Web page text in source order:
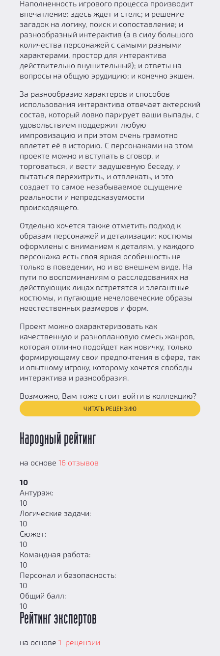
Наполненность игрового процесса производит
впечатление: здесь ждет и стелс; и решение
загадок на логику, поиск и сопоставление; и
разнообразный интерактив (а в силу большого
количества персонажей с самыми разными
характерами, простор для интерактива
действительно внушительный); и ответы на
вопросы на общую эрудицию; и конечно экшен.
За разнообразие характеров и способов
использования интерактива отвечает актерский
состав, который ловко парирует ваши выпады, с
удовольствием поддержит любую
импровизацию и при этом очень грамотно
вплетет её в историю. С персонажами на этом
проекте можно и вступать в сговор, и
торговаться, и вести задушевную беседу, и
пытаться перехитрить, и отвлекать, и это
создает то самое незабываемое ощущение
реальности и непредсказуемости
происходящего.
Отдельно хочется также отметить подход к
образам персонажей и детализации: костюмы
оформлены с вниманием к деталям, у каждого
персонажа есть своя яркая особенность не
только в поведении, но и во внешнем виде. На
пути по воспоминаниям о расследованиях на
действующих лицах встретятся и элегантные
костюмы, и пугающие нечеловеческие образы
неестественных размеров и форм.
Проект можно охарактеризовать как
качественную и разноплановую смесь жанров,
которая отлично подойдет как новичку, только
формирующему свои предпочтения в сфере, так
и опытному игроку, которому хочется свободы
интерактива и разнообразия.
Возможно, Вам тоже стоит войти в коллекцию?
ЧИТАТЬ РЕЦЕНЗИЮ
Народный рейтинг
на основе 16 отзывов
10
Антураж:
10
Логические задачи:
10
Сюжет:
10
Командная работа:
10
Персонал и безопасность:
10
Общий балл:
10
Рейтинг экспертов
на основе 1 рецензии